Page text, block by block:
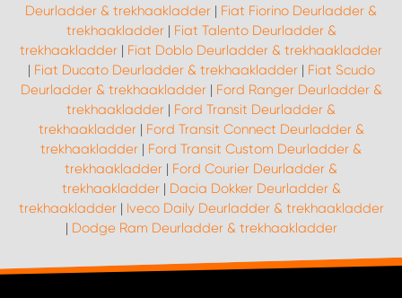
Deurladder & trekhaakladder | Fiat Fiorino Deurladder &
trekhaakladder| Fiat Talento Deurladder &
trekhaakladder | Fiat Doblo Deurladder & trekhaakladder
| Fiat Ducato Deurladder & trekhaakladder| Fiat Scudo
Deurladder & trekhaakladder| Ford Ranger Deurladder &
trekhaakladder | Ford Transit Deurladder &
trekhaakladder| Ford Transit Connect Deurladder &
trekhaakladder | Ford Transit Custom Deurladder &
trekhaakladder | Ford Courier Deurladder &
trekhaakladder| Dacia Dokker Deurladder &
trekhaakladder| Iveco Daily Deurladder & trekhaakladder
| Dodge Ram Deurladder & trekhaakladder